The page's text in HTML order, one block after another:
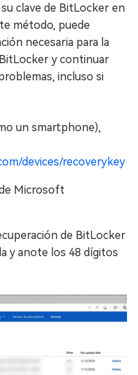
clave de BitLocker en
método, puede
necesaria para la
y continuar
incluso si
un smartphone),
devices/recoverykey
Microsoft
de BitLocker
y anote los 48 dígitos